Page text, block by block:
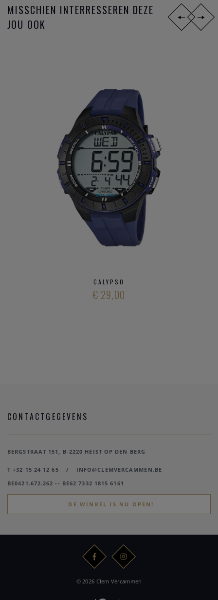
MISSCHIEN INTERRESSEREN DEZE
JOU OOK
CALYPSO
€ 29,00
CONTACTGEGEVENS
BERGSTRAAT 151, B-2220 HEIST OP DEN BERG
T +32 15 24 12 65 /
INFO@CLEMVERCAMMEN.BE
BE0421.672.262 -- BE62 7332 1815 6161
DE WINKEL IS NU OPEN!
© 2026 Clem Vercammen